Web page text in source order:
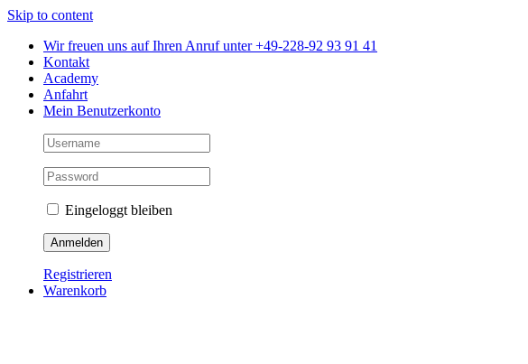
Skip to content
Wir freuen uns auf Ihren Anruf unter +49-228-92 93 91 41
Kontakt
Academy
Anfahrt
Mein Benutzerkonto
Eingeloggt bleiben
Registrieren
Warenkorb